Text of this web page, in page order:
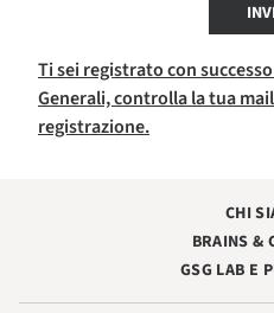
Ti sei registrato con
Generali, controlla la tua
registrazione.
CHI
BRAINS &
GSG LAB E